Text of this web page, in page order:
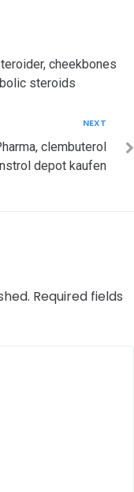
cheekbones
steroids
NEXT
clembuterol
depot kaufen
Required fields